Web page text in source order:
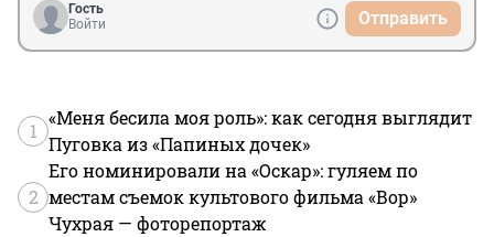
Гость
Войти
Отправить
1
«Меня бесила моя роль»: как сегодня выглядит
Пуговка из «Папиных дочек»
2
Его номинировали на «Оскар»: гуляем по
местам съемок культового фильма «Вор»
Чухрая — фоторепортаж